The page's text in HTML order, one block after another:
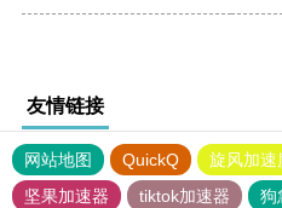
友情链接
网站地图 QuickQ 旋风加速
坚果加速器
tiktok加速器
狗